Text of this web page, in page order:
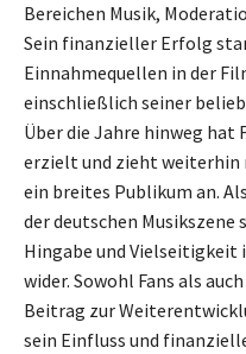
Bereichen Musik,
Sein finanzieller Erfolg
Einnahmequellen in der
einschließlich seiner
Über die Jahre hinweg hat
erzielt und zieht weiterhin
ein breites Publikum an.
der deutschen Musikszene
Hingabe und
wider. Sowohl Fans als
Beitrag zur
sein Einfluss und